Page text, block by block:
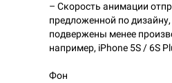
– Скорость анимации
предложенной по
подвержены менее
например, iPhone 5S / 6S
Фон